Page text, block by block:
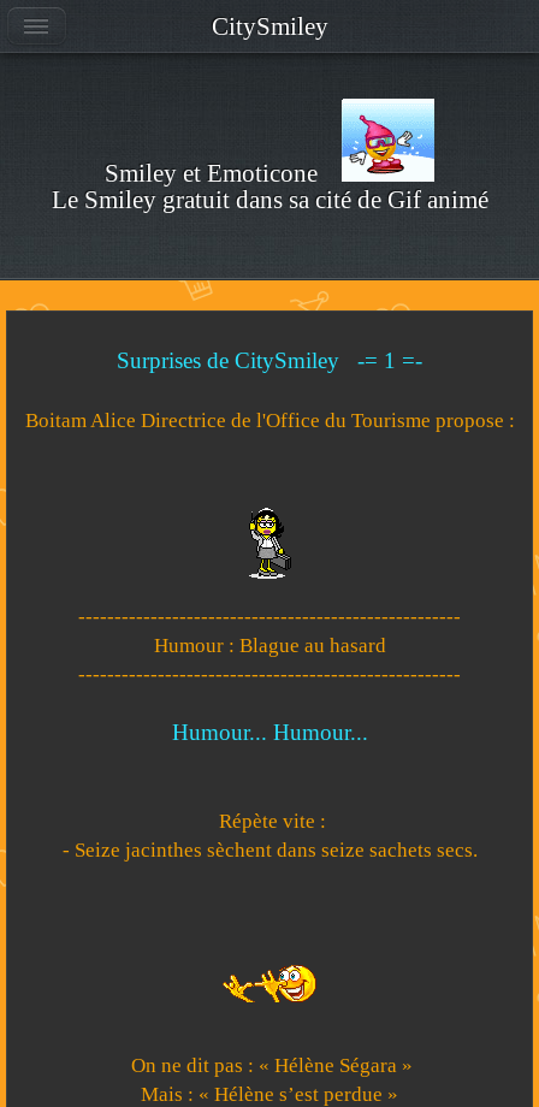
Smiley et Emoticone
Le Smiley gratuit dans sa cité de Gif animé
Surprises de CitySmiley -= 1 =-
Boitam Alice Directrice de l'Office du Tourisme propose :
-----------------------------------------------------
Humour : Blague au hasard
-----------------------------------------------------
Humour... Humour...
Répète vite :
- Seize jacinthes sèchent dans seize sachets secs.
On ne dit pas : « Hélène Ségara »
Mais : « Hélène s’est perdue »
CitySmiley